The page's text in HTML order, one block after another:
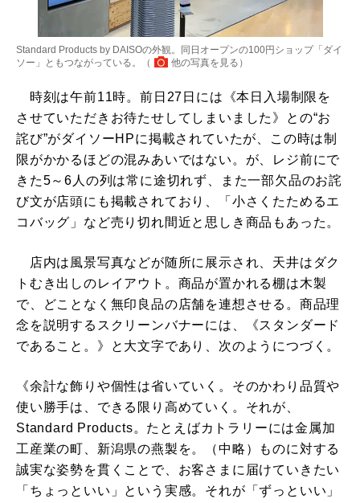
Standard Products by DAISOの外観。同日オープンの100円ショップ「ダイ
ソー」ともつながっている。（
他の写真を見る ）
時刻は午前11時。前日27日には《本日入場制限を
させていただきお待たせしてしまいました》との“お
詫び”がダイソーHPに掲載されていたが、この時は制
限がかかるほどの混みあいではない。が、レジ前にで
きた5～6人の列は常に途切れず、また一部欠品のお詫
び文が店頭にも掲載されており、「小さくたためるエ
コバッグ」など売り切れ間近と思しき商品もあった。
店内は風景写真などが随所に展示され、天井はダク
トむき出しのレイアウト。商品が置かれる棚は木製
で、どことなく無印良品の店舗を連想させる。商品理
念を説明するスクリーンバナーには、《スタンダード
であること。》と大文字であり、次のようにつづく。
《余計な飾りや個性は省いていく。そのかわり品質や
使い勝手は、できる限り高めていく。それが、
Standard Products。たとえばカトラリーには金属加
工産業の町、新潟県の燕製を。（中略）ものに対する
誠実な姿勢を貫くことで、お客さまに届けていきたい
「ちょっといい」という実感。それが「ずっといい」